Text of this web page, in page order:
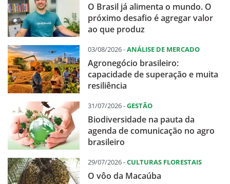
O Brasil já alimenta o mundo. O
próximo desafio é agregar valor
ao que produz
03/08/2026 -ANÁLISE DE MERCADO
Agronegócio brasileiro:
capacidade de superação e muita
resiliência
31/07/2026 -GESTÃO
Biodiversidade na pauta da
agenda de comunicação no agro
brasileiro
29/07/2026 -CULTURAS FLORESTAIS
O vôo da Macaúba